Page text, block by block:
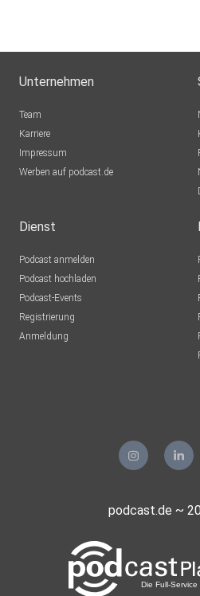
Unternehmen
Team
Karriere
Impressum
Werben auf podcast.de
Dienst
Podcast anmelden
Podcast hochladen
Podcast-Events
Registrierung
Anmeldung
podcast.de ~